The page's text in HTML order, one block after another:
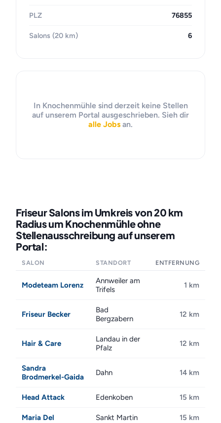
PLZ 76855
Salons (20 km) 6
In Knochenmühle sind derzeit keine Stellen
auf unserem Portal ausgeschrieben. Sieh dir
alle Jobs an.
Friseur Salons im Umkreis von 20 km
Radius um Knochenmühle ohne
Stellenausschreibung auf unserem
Portal:
SALON STANDORT ENTFERNUNG
Modeteam Lorenz
Annweiler am
Trifels
1 km
Friseur Becker
Bad
Bergzabern
12 km
Hair & Care
Landau in der
Pfalz
12 km
Sandra
Brodmerkel-Gaida
Dahn 14 km
Head Attack Edenkoben 15 km
Maria Del Sankt Martin 15 km